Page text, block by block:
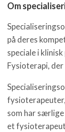
Om
på deres
speciale i
Fysioterapi,
som har
et